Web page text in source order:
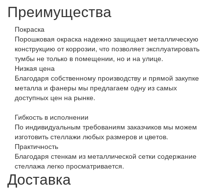
Преимущества
Покраска
Порошковая окраска надежно защищает металлическую
конструкцию от коррозии, что позволяет эксплуатировать
тумбы не только в помещении, но и на улице.
Низкая цена
Благодаря собственному производству и прямой закупке
металла и фанеры мы предлагаем одну из самых
доступных цен на рынке.
Гибкость в исполнении
По индивидуальным требованиям заказчиков мы можем
изготовить стеллажи любых размеров и цветов.
Практичность
Благодаря стенкам из металлической сетки содержание
стеллажа легко просматривается.
Доставка